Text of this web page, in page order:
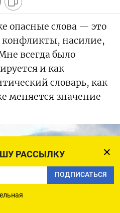
РАССЫЛКУ
ПОДПИСАТЬСЯ
опасные слова — это
насилие,
всегда было
и как
словарь, как
меняется значение